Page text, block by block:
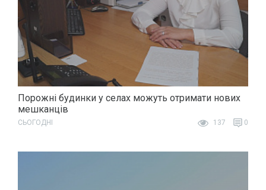
Порожні будинки у селах можуть отримати нових
мешканців
СЬОГОДНІ 137 0